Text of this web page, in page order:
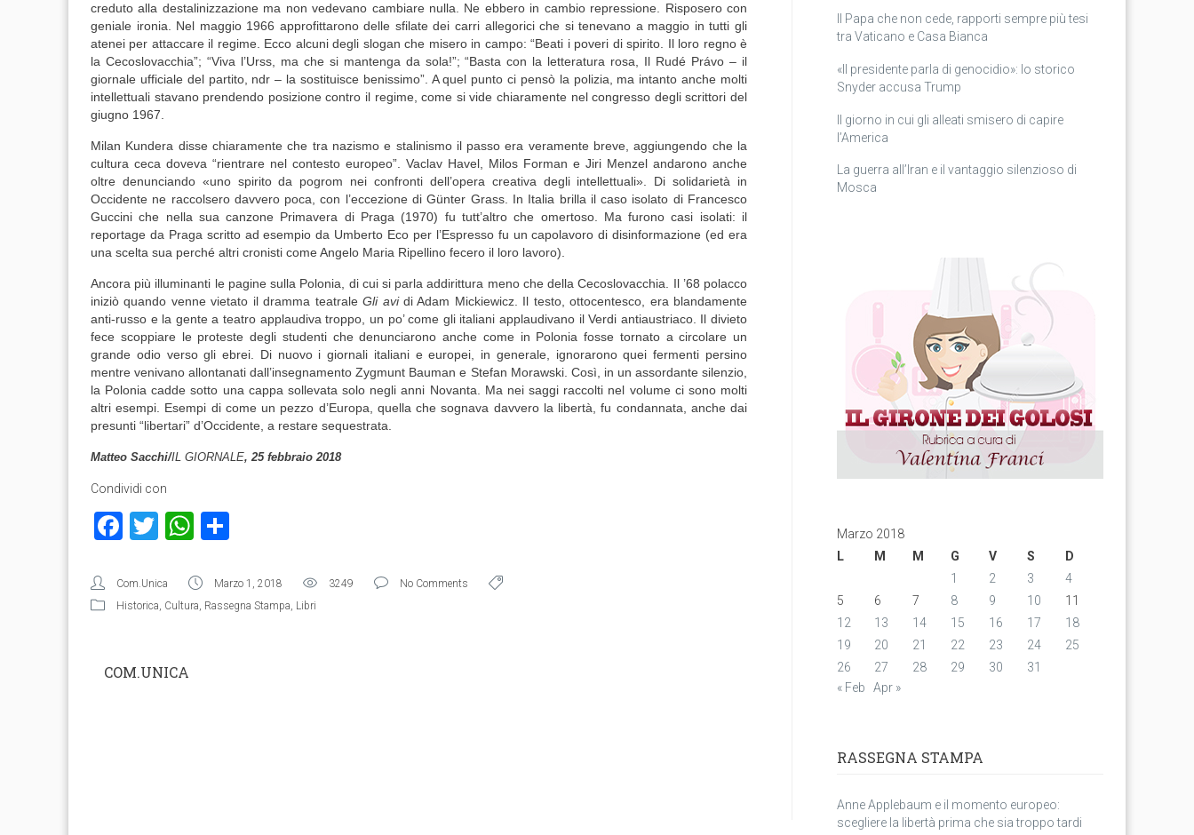
creduto alla destalinizzazione ma non vedevano cambiare nulla. Ne ebbero in cambio repressione. Risposero con
geniale ironia. Nel maggio 1966 approfittarono delle sfilate dei carri allegorici che si tenevano a maggio in tutti gli
atenei per attaccare il regime. Ecco alcuni degli slogan che misero in campo: “Beati i poveri di spirito. Il loro regno è
la Cecoslovacchia”; “Viva l’Urss, ma che si mantenga da sola!”; “Basta con la letteratura rosa, Il Rudé Právo – il
giornale ufficiale del partito, ndr – la sostituisce benissimo”. A quel punto ci pensò la polizia, ma intanto anche molti
intellettuali stavano prendendo posizione contro il regime, come si vide chiaramente nel congresso degli scrittori del
giugno 1967.
Milan Kundera disse chiaramente che tra nazismo e stalinismo il passo era veramente breve, aggiungendo che la
cultura ceca doveva “rientrare nel contesto europeo”. Vaclav Havel, Milos Forman e Jiri Menzel andarono anche
oltre denunciando «uno spirito da pogrom nei confronti dell’opera creativa degli intellettuali». Di solidarietà in
Occidente ne raccolsero davvero poca, con l’eccezione di Günter Grass. In Italia brilla il caso isolato di Francesco
Guccini che nella sua canzone Primavera di Praga (1970) fu tutt’altro che omertoso. Ma furono casi isolati: il
reportage da Praga scritto ad esempio da Umberto Eco per l’Espresso fu un capolavoro di disinformazione (ed era
una scelta sua perché altri cronisti come Angelo Maria Ripellino fecero il loro lavoro).
Ancora più illuminanti le pagine sulla Polonia, di cui si parla addirittura meno che della Cecoslovacchia. Il ’68 polacco
iniziò quando venne vietato il dramma teatraleGli avidi Adam Mickiewicz. Il testo, ottocentesco, era blandamente
anti-russo e la gente a teatro applaudiva troppo, un po’ come gli italiani applaudivano il Verdi antiaustriaco. Il divieto
fece scoppiare le proteste degli studenti che denunciarono anche come in Polonia fosse tornato a circolare un
grande odio verso gli ebrei. Di nuovo i giornali italiani e europei, in generale, ignorarono quei fermenti persino
mentre venivano allontanati dall’insegnamento Zygmunt Bauman e Stefan Morawski. Così, in un assordante silenzio,
la Polonia cadde sotto una cappa sollevata solo negli anni Novanta. Ma nei saggi raccolti nel volume ci sono molti
altri esempi. Esempi di come un pezzo d’Europa, quella che sognava davvero la libertà, fu condannata, anche dai
presunti “libertari” d’Occidente, a restare sequestrata.
Matteo Sacchi/IL GIORNALE, 25 febbraio 2018
Condividi con
Facebook
TwitterWhatsApp
Com.Unica Marzo 1, 2018 3249
No Comments
Historica, Cultura, Rassegna Stampa, Libri
COM.UNICA
Il Papa che non cede, rapporti sempre più tesi
tra Vaticano e Casa Bianca
«Il presidente parla di genocidio»: lo storico
Snyder accusa Trump
Il giorno in cui gli alleati smisero di capire
l’America
La guerra all’Iran e il vantaggio silenzioso di
Mosca
Marzo 2018
L
M M G V S
D
1
2 3
4
5
6 7 8 9 10
11
12
13 14 15 16 17
18
19
20 21 22 23 24
25
26
27 28 29 30
31
« Feb
Apr »
RASSEGNA STAMPA
Anne Applebaum e il momento europeo:
scegliere la libertà prima che sia troppo tardi